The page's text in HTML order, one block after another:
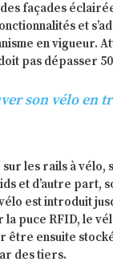
façades
et
en vigueur.
pas dépasser
son vélo en
les rails à
et d’autre part,
est introduit
puce RFID, le
être ensuite
des tiers.